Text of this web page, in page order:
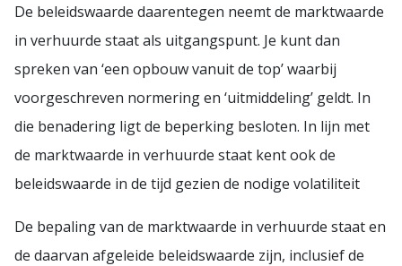
De beleidswaarde daarentegen neemt de marktwaarde
in verhuurde staat als uitgangspunt. Je kunt dan
spreken van ‘een opbouw vanuit de top’ waarbij
voorgeschreven normering en ‘uitmiddeling’ geldt. In
die benadering ligt de beperking besloten. In lijn met
de marktwaarde in verhuurde staat kent ook de
beleidswaarde in de tijd gezien de nodige volatiliteit
De bepaling van de marktwaarde in verhuurde staat en
de daarvan afgeleide beleidswaarde zijn, inclusief de